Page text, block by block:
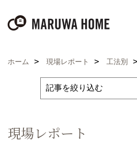
ホーム 現場レポート 工法別
現場レポート